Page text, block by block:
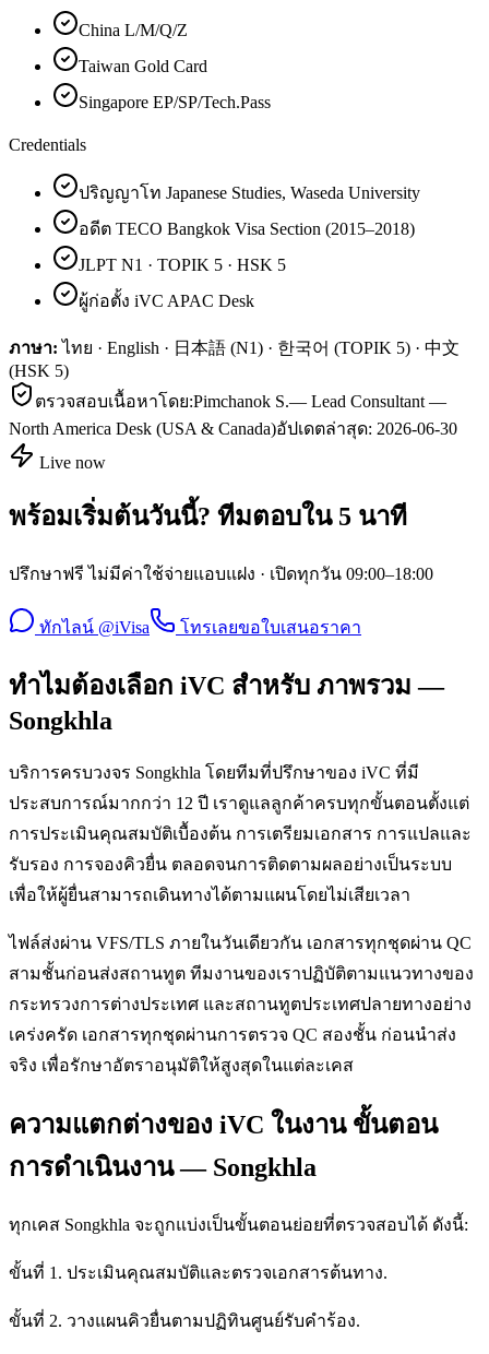
China L/M/Q/Z
Taiwan Gold Card
Singapore EP/SP/Tech.Pass
Credentials
ปริญญาโท Japanese Studies, Waseda University
อดีต TECO Bangkok Visa Section (2015–2018)
JLPT N1 · TOPIK 5 · HSK 5
ผู้ก่อตั้ง iVC APAC Desk
ภาษา: ไทย · English · 日本語 (N1) · 한국어 (TOPIK 5) · 中文
(HSK 5)
ตรวจสอบเนื้อหาโดย:Pimchanok S.— Lead Consultant —
North America Desk (USA & Canada)อัปเดตล่าสุด: 2026-06-30
Live now
พร้อมเริ่มต้นวันนี้? ทีมตอบใน 5 นาที
ปรึกษาฟรี ไม่มีค่าใช้จ่ายแอบแฝง · เปิดทุกวัน 09:00–18:00
ทักไลน์ @iVisa โทรเลยขอใบเสนอราคา
ทำไมต้องเลือก iVC สำหรับ ภาพรวม —
Songkhla
บริการครบวงจร Songkhla โดยทีมที่ปรึกษาของ iVC ที่มี
ประสบการณ์มากกว่า 12 ปี เราดูแลลูกค้าครบทุกขั้นตอนตั้งแต่
การประเมินคุณสมบัติเบื้องต้น การเตรียมเอกสาร การแปลและ
รับรอง การจองคิวยื่น ตลอดจนการติดตามผลอย่างเป็นระบบ
เพื่อให้ผู้ยื่นสามารถเดินทางได้ตามแผนโดยไม่เสียเวลา
ไฟล์ส่งผ่าน VFS/TLS ภายในวันเดียวกัน เอกสารทุกชุดผ่าน QC
สามชั้นก่อนส่งสถานทูต ทีมงานของเราปฏิบัติตามแนวทางของ
กระทรวงการต่างประเทศ และสถานทูตประเทศปลายทางอย่าง
เคร่งครัด เอกสารทุกชุดผ่านการตรวจ QC สองชั้น ก่อนนำส่ง
จริง เพื่อรักษาอัตราอนุมัติให้สูงสุดในแต่ละเคส
ความแตกต่างของ iVC ในงาน ขั้นตอน
การดำเนินงาน — Songkhla
ทุกเคส Songkhla จะถูกแบ่งเป็นขั้นตอนย่อยที่ตรวจสอบได้ ดังนี้:
ขั้นที่ 1. ประเมินคุณสมบัติและตรวจเอกสารต้นทาง.
ขั้นที่ 2. วางแผนคิวยื่นตามปฏิทินศูนย์รับคำร้อง.